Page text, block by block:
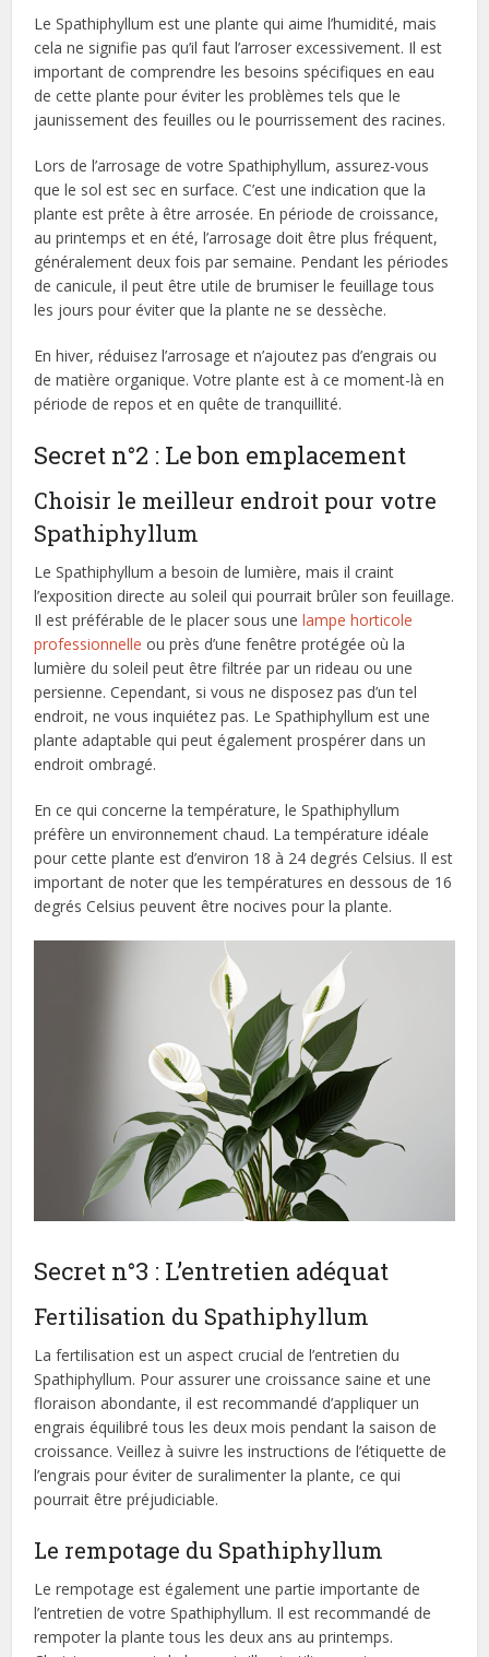
Le Spathiphyllum est une plante qui aime l’humidité, mais
cela ne signifie pas qu’il faut l’arroser excessivement. Il est
important de comprendre les besoins spécifiques en eau
de cette plante pour éviter les problèmes tels que le
jaunissement des feuilles ou le pourrissement des racines.
Lors de l’arrosage de votre Spathiphyllum, assurez-vous
que le sol est sec en surface. C’est une indication que la
plante est prête à être arrosée. En période de croissance,
au printemps et en été, l’arrosage doit être plus fréquent,
généralement deux fois par semaine. Pendant les périodes
de canicule, il peut être utile de brumiser le feuillage tous
les jours pour éviter que la plante ne se dessèche.
En hiver, réduisez l’arrosage et n’ajoutez pas d’engrais ou
de matière organique. Votre plante est à ce moment-là en
période de repos et en quête de tranquillité.
Secret n°2 : Le bon emplacement
Choisir le meilleur endroit pour votre
Spathiphyllum
Le Spathiphyllum a besoin de lumière, mais il craint
l’exposition directe au soleil qui pourrait brûler son feuillage.
Il est préférable de le placer sous unelampe horticole
professionnelle ou près d’une fenêtre protégée où la
lumière du soleil peut être filtrée par un rideau ou une
persienne. Cependant, si vous ne disposez pas d’un tel
endroit, ne vous inquiétez pas. Le Spathiphyllum est une
plante adaptable qui peut également prospérer dans un
endroit ombragé.
En ce qui concerne la température, le Spathiphyllum
préfère un environnement chaud. La température idéale
pour cette plante est d’environ 18 à 24 degrés Celsius. Il est
important de noter que les températures en dessous de 16
degrés Celsius peuvent être nocives pour la plante.
Secret n°3 : L’entretien adéquat
Fertilisation du Spathiphyllum
La fertilisation est un aspect crucial de l’entretien du
Spathiphyllum. Pour assurer une croissance saine et une
floraison abondante, il est recommandé d’appliquer un
engrais équilibré tous les deux mois pendant la saison de
croissance. Veillez à suivre les instructions de l’étiquette de
l’engrais pour éviter de suralimenter la plante, ce qui
pourrait être préjudiciable.
Le rempotage du Spathiphyllum
Le rempotage est également une partie importante de
l’entretien de votre Spathiphyllum. Il est recommandé de
rempoter la plante tous les deux ans au printemps.